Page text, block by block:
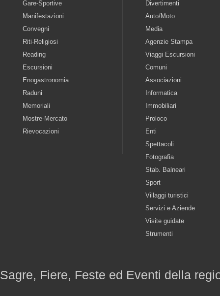
Gare-Sportive
Manifestazioni
Convegni
Riti-Religiosi
Reading
Escursioni
Enogastronomia
Raduni
Memoriali
Mostre-Mercato
Rievocazioni
Divertimenti
Auto/Moto
Media
Agenzie Stampa
Viaggi Escursioni
Comuni
Associazioni
Informatica
Immobiliari
Proloco
Enti
Spettacoli
Fotografia
Stab. Balneari
Sport
Villaggi turistici
Servizi e Aziende
Visite guidate
Strumenti
Sagre, Fiere, Feste ed Eventi della